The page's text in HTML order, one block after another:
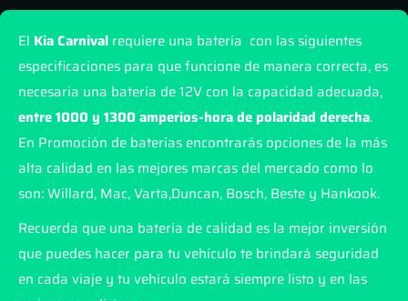
El Kia Carnival requiere una batería con las siguientes
especificaciones para que funcione de manera correcta, es
necesaria una batería de 12V con la capacidad adecuada,
entre 1000 y 1300 amperios-hora de polaridad derecha.
En Promoción de baterías encontrarás opciones de la más
alta calidad en las mejores marcas del mercado como lo
son: Willard, Mac, Varta,Duncan, Bosch, Beste y Hankook.
Recuerda que una batería de calidad es la mejor inversión
que puedes hacer para tu vehículo te brindará seguridad
en cada viaje y tu vehículo estará siempre listo y en las